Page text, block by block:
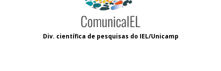
Div. científica de pesquisas do IEL/Unicamp